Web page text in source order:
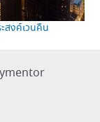
สงค์เวนคืน